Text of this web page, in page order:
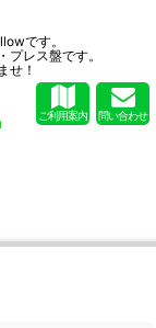
です。
レス盤です。
せ！
ご利用案内 問い合わせ